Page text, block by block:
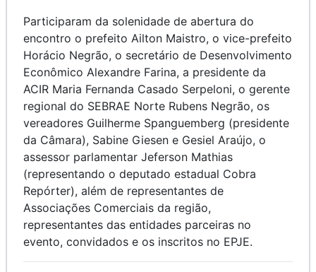
Participaram da solenidade de abertura do
encontro o prefeito Ailton Maistro, o vice-prefeito
Horácio Negrão, o secretário de Desenvolvimento
Econômico Alexandre Farina, a presidente da
ACIR Maria Fernanda Casado Serpeloni, o gerente
regional do SEBRAE Norte Rubens Negrão, os
vereadores Guilherme Spanguemberg (presidente
da Câmara), Sabine Giesen e Gesiel Araújo, o
assessor parlamentar Jeferson Mathias
(representando o deputado estadual Cobra
Repórter), além de representantes de
Associações Comerciais da região,
representantes das entidades parceiras no
evento, convidados e os inscritos no EPJE.